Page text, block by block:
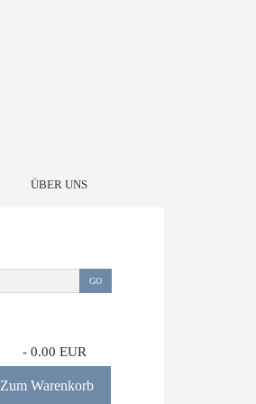
ÜBER UNS
GO
- 0.00 EUR
Zum Warenkorb